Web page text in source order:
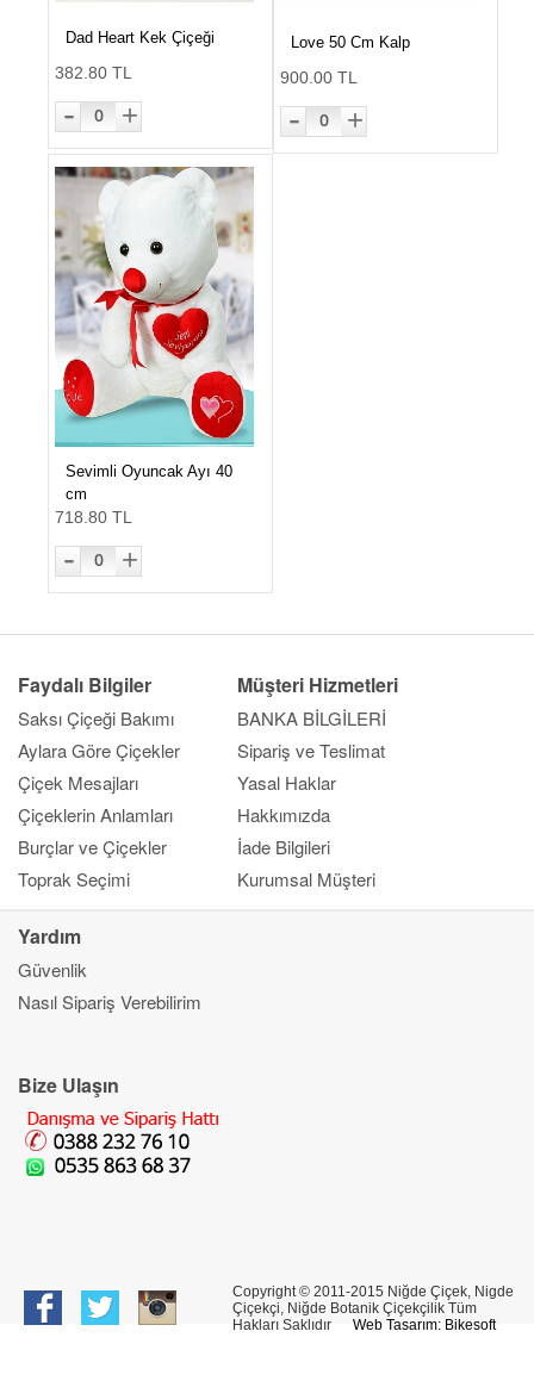
Dad Heart Kek Çiçeği
382.80 TL
- 0 +
Love 50 Cm Kalp
900.00 TL
- 0 +
Sevimli Oyuncak Ayı 40
cm
718.80 TL
- 0 +
Faydalı Bilgiler
Saksı Çiçeği Bakımı
Aylara Göre Çiçekler
Çiçek Mesajları
Çiçeklerin Anlamları
Burçlar ve Çiçekler
Toprak Seçimi
Müşteri Hizmetleri
BANKA BİLGİLERİ
Sipariş ve Teslimat
Yasal Haklar
Hakkımızda
İade Bilgileri
Kurumsal Müşteri
Yardım
Güvenlik
Nasıl Sipariş Verebilirim
Bize Ulaşın
Copyright © 2011-2015 Niğde Çiçek, Nigde
Çiçekçi, Niğde Botanik Çiçekçilik Tüm
Hakları Saklıdır Web Tasarım: Bikesoft
Kapat
Ana Sayfa
Banka Bilgileri
Bilgi Merkezi
İletşim